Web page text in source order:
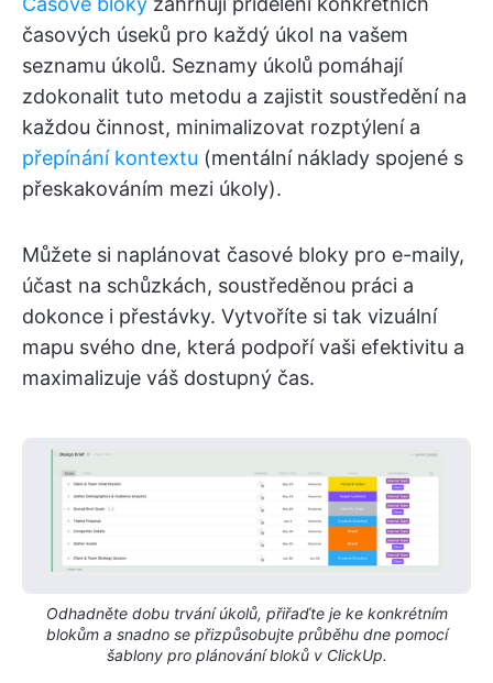
časových úseků pro každý úkol na vašem
seznamu úkolů. Seznamy úkolů pomáhají
zdokonalit tuto metodu a zajistit soustředění na
každou činnost, minimalizovat rozptýlení a
přepínání kontextu (mentální náklady spojené s
přeskakováním mezi úkoly).
Můžete si naplánovat časové bloky pro e-maily,
účast na schůzkách, soustředěnou práci a
dokonce i přestávky. Vytvoříte si tak vizuální
mapu svého dne, která podpoří vaši efektivitu a
maximalizuje váš dostupný čas.
Odhadněte dobu trvání úkolů, přiřaďte je ke konkrétním
blokům a snadno se přizpůsobujte průběhu dne pomocí
šablony pro plánování bloků v ClickUp.